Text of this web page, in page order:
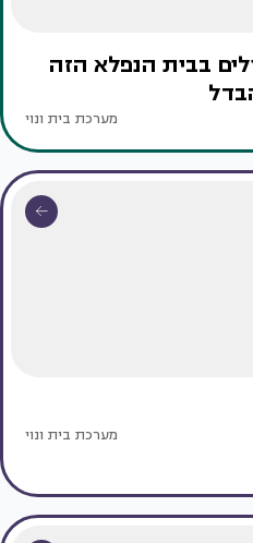
בבית הנפלא הזה
מערכת בית ונוי
מערכת בית ונוי